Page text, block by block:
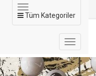
Tüm Kategoriler